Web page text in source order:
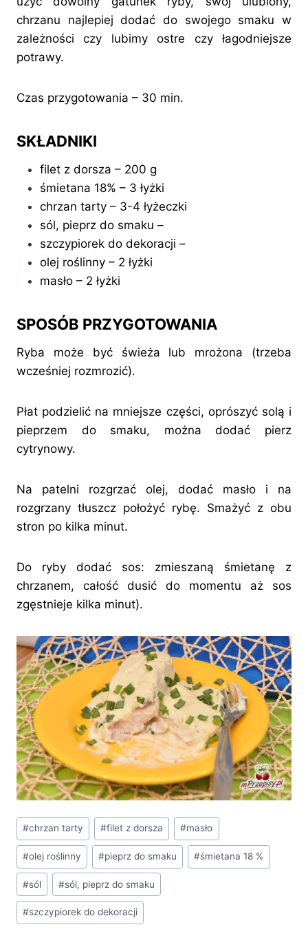
chrzanu najlepiej dodać do swojego smaku w
zależności czy lubimy ostre czy łagodniejsze
potrawy.
Czas przygotowania – 30 min.
SKŁADNIKI
filet z dorsza – 200 g
śmietana 18% – 3 łyżki
chrzan tarty – 3-4 łyżeczki
sól, pieprz do smaku –
szczypiorek do dekoracji –
olej roślinny – 2 łyżki
masło – 2 łyżki
SPOSÓB PRZYGOTOWANIA
Ryba może być świeża lub mrożona (trzeba
wcześniej rozmrozić).
Płat podzielić na mniejsze części, oprószyć solą i
pieprzem do smaku, można dodać pierz
cytrynowy.
Na patelni rozgrzać olej, dodać masło i na
rozgrzany tłuszcz położyć rybę. Smażyć z obu
stron po kilka minut.
Do ryby dodać sos: zmieszaną śmietanę z
chrzanem, całość dusić do momentu aż sos
zgęstnieje kilka minut).
Tagi
wpisu:
#chrzan tarty #filet z dorsza #masło
#olej roślinny #pieprz do smaku #śmietana 18 %
#sól #sól, pieprz do smaku
#szczypiorek do dekoracji